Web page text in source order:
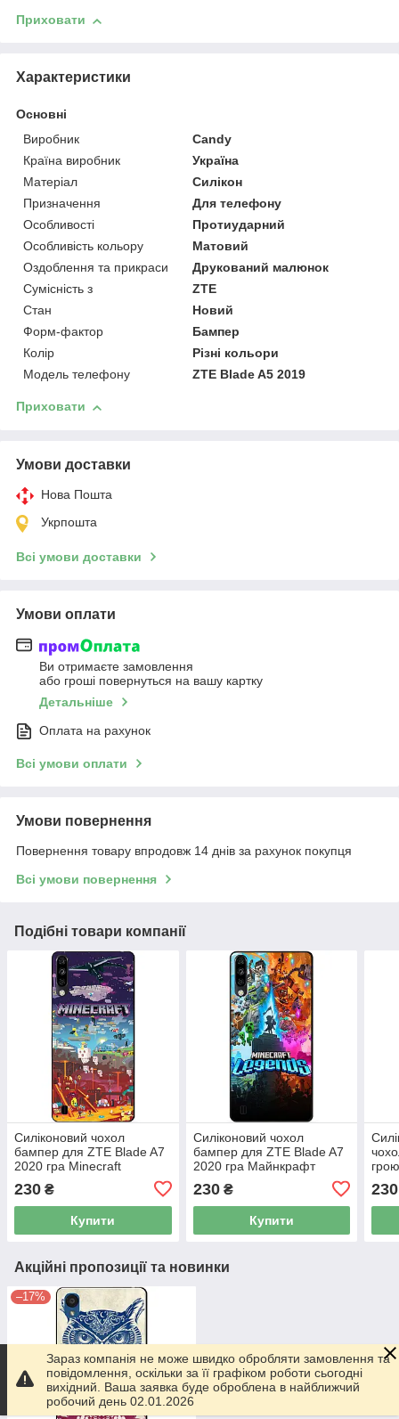
Приховати
Характеристики
Основні
Виробник
Candy
Країна виробник
Україна
Матеріал
Силікон
Призначення
Для телефону
Особливості
Протиударний
Особливість кольору
Матовий
Оздоблення та прикраси
Друкований малюнок
Сумісність з
ZTE
Стан
Новий
Форм-фактор
Бампер
Колір
Різні кольори
Модель телефону
ZTE Blade A5 2019
Приховати
Умови доставки
Нова Пошта
Укрпошта
Всі умови доставки
Умови оплати
Ви отримаєте замовлення
або гроші повернуться на вашу картку
Детальніше
Оплата на рахунок
Всі умови оплати
Умови повернення
Повернення товару впродовж 14 днів за рахунок покупця
Всі умови повернення
Подібні товари компанії
Силіконовий чохол
бампер для ZTE Blade A7
2020 гра Minecraft
230 ₴
Купити
Силіконовий чохол
бампер для ZTE Blade A7
2020 гра Майнкрафт
230₴
Купити
230
Акційні пропозиції та новинки
–17%
Зараз компанія не може швидко обробляти замовлення та
повідомлення, оскільки за її графіком роботи сьогодні
вихідний. Ваша заявка буде оброблена в найближчий
робочий день 02.01.2026